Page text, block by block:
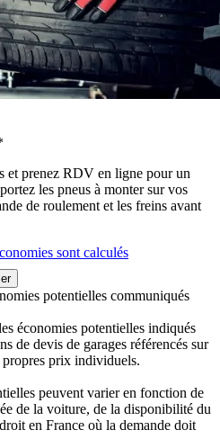
et prenez RDV en ligne pour un
les pneus à monter sur vos
de roulement et les freins avant
sont calculés
potentielles communiqués
économies potentielles indiqués
de devis de garages référencés sur
prix individuels.
peuvent varier en fonction de
de la voiture, de la disponibilité du
en France où la demande doit